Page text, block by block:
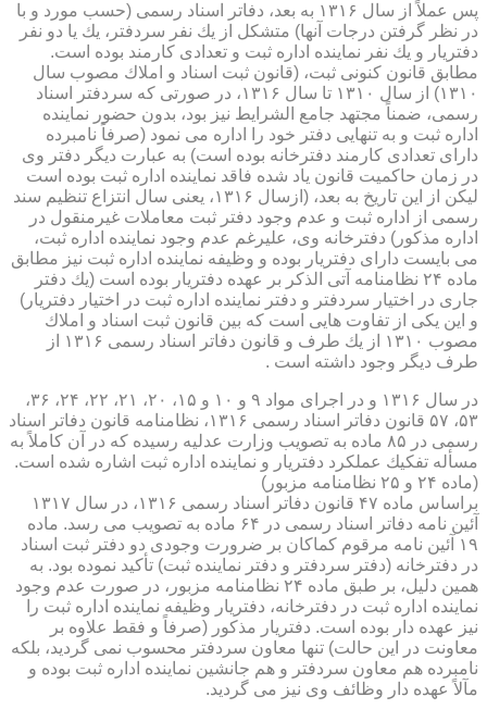
پس عملاً از سال ۱۳۱۶ به بعد، دفاتر اسناد رسمی (حسب مورد و با
در نظر گرفتن درجات آنها) متشكل از یك نفر سردفتر، یك یا دو نفر
دفتریار و یك نفر نماینده اداره ثبت و تعدادی كارمند بوده است.
مطابق قانون كنونی ثبت، (قانون ثبت اسناد و املاك مصوب سال
۱۳۱۰) از سال ۱۳۱۰ تا سال ۱۳۱۶، در صورتی كه سردفتر اسناد
رسمی، ضمناً مجتهد جامع الشرایط نیز بود، بدون حضور نماینده
اداره ثبت و به تنهایی دفتر خود را اداره می نمود (صرفاً نامبرده
دارای تعدادی كارمند دفترخانه بوده است) به عبارت دیگر دفتر وی
در زمان حاكمیت قانون یاد شده فاقد نماینده اداره ثبت بوده است
لیكن از این تاریخ به بعد، (ازسال ۱۳۱۶، یعنی سال انتزاع تنظیم سند
رسمی از اداره ثبت و عدم وجود دفتر ثبت معاملات غیرمنقول در
اداره مذكور) دفترخانه وی، علیرغم عدم وجود نماینده اداره ثبت،
می بایست دارای دفتریار بوده و وظیفه نماینده اداره ثبت نیز مطابق
ماده ۲۴ نظامنامه آتی الذكر بر عهده دفتریار بوده است (یك دفتر
جاری در اختیار سردفتر و دفتر نماینده اداره ثبت در اختیار دفتریار)
و این یكی از تفاوت هایی است كه بین قانون ثبت اسناد و املاك
مصوب ۱۳۱۰ از یك طرف و قانون دفاتر اسناد رسمی ۱۳۱۶ از
طرف دیگر وجود داشته است .
در سال ۱۳۱۶ و در اجرای مواد ۹ و ۱۰ و ۱۵، ۲۰، ۲۱، ۲۲، ۲۴، ۳۶،
۵۳، ۵۷ قانون دفاتر اسناد رسمی ۱۳۱۶، نظامنامه قانون دفاتر اسناد
رسمی در ۸۵ ماده به تصویب وزارت عدلیه رسیده كه در آن كاملاً به
مسأله تفكیك عملكرد دفتریار و نماینده اداره ثبت اشاره شده است.
(ماده ۲۴ و ۲۵ نظامنامه مزبور)
براساس ماده ۴۷ قانون دفاتر اسناد رسمی ۱۳۱۶، در سال ۱۳۱۷
آئین نامه دفاتر اسناد رسمی در ۶۴ ماده به تصویب می رسد. ماده
۱۹ آئین نامه مرقوم كماكان بر ضرورت وجودی دو دفتر ثبت اسناد
در دفترخانه (دفتر سردفتر و دفتر نماینده ثبت) تأكید نموده بود. به
همین دلیل، بر طبق ماده ۲۴ نظامنامه مزبور، در صورت عدم وجود
نماینده اداره ثبت در دفترخانه، دفتریار وظیفه نماینده اداره ثبت را
نیز عهده دار بوده است. دفتریار مذكور (صرفاً و فقط علاوه بر
معاونت در این حالت) تنها معاون سردفتر محسوب نمی گردید، بلكه
نامبرده هم معاون سردفتر و هم جانشین نماینده اداره ثبت بوده و
مآلاً عهده دار وظائف وی نیز می گردید.